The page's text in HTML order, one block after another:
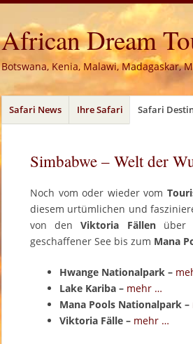
African Dream
Botswana, Kenia, Malawi, Madagaskar,
Menü
Zum
Inhalt
Safari News Ihre Safari Safari
Simbabwe – Welt der
Noch vom oder wieder vom
diesem urtümlichen und
von denViktoria Fällenüber
geschaffener See bis zum Mana
Hwange Nationalpark –
Lake Kariba – mehr …
Mana Pools Nationalpark –
Viktoria Fälle – mehr …